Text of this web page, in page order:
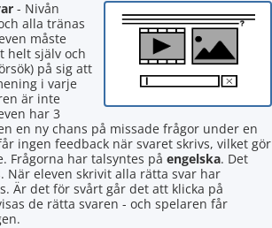
- Nivån
alla tränas
måste
helt själv och
på sig att
i varje
är inte
har 3
en ny chans på missade frågor under en
ingen feedback när svaret skrivs, vilket gör
Frågorna har talsyntes på engelska. Det
När eleven skrivit alla rätta svar har
Är det för svårt går det att klicka på
de rätta svaren - och spelaren får